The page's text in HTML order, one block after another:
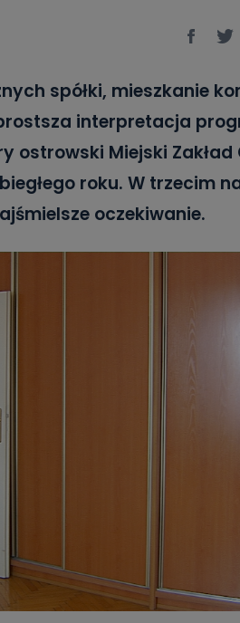
spółki, mieszkanie
interpretacja
ostrowski Miejski
roku. W trzecim
oczekiwanie.